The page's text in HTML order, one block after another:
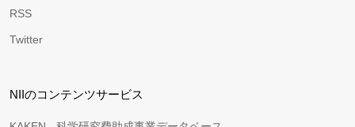
RSS
Twitter
NIIのコンテンツサービス